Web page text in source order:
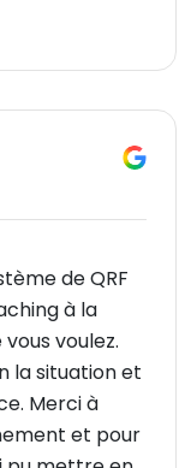
de QRF
à la
voulez.
la situation et
Merci à
et pour